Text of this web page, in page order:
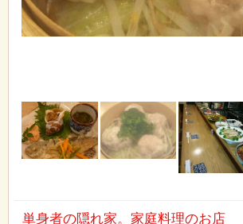
単身者の隠れ家。家庭料理のお店